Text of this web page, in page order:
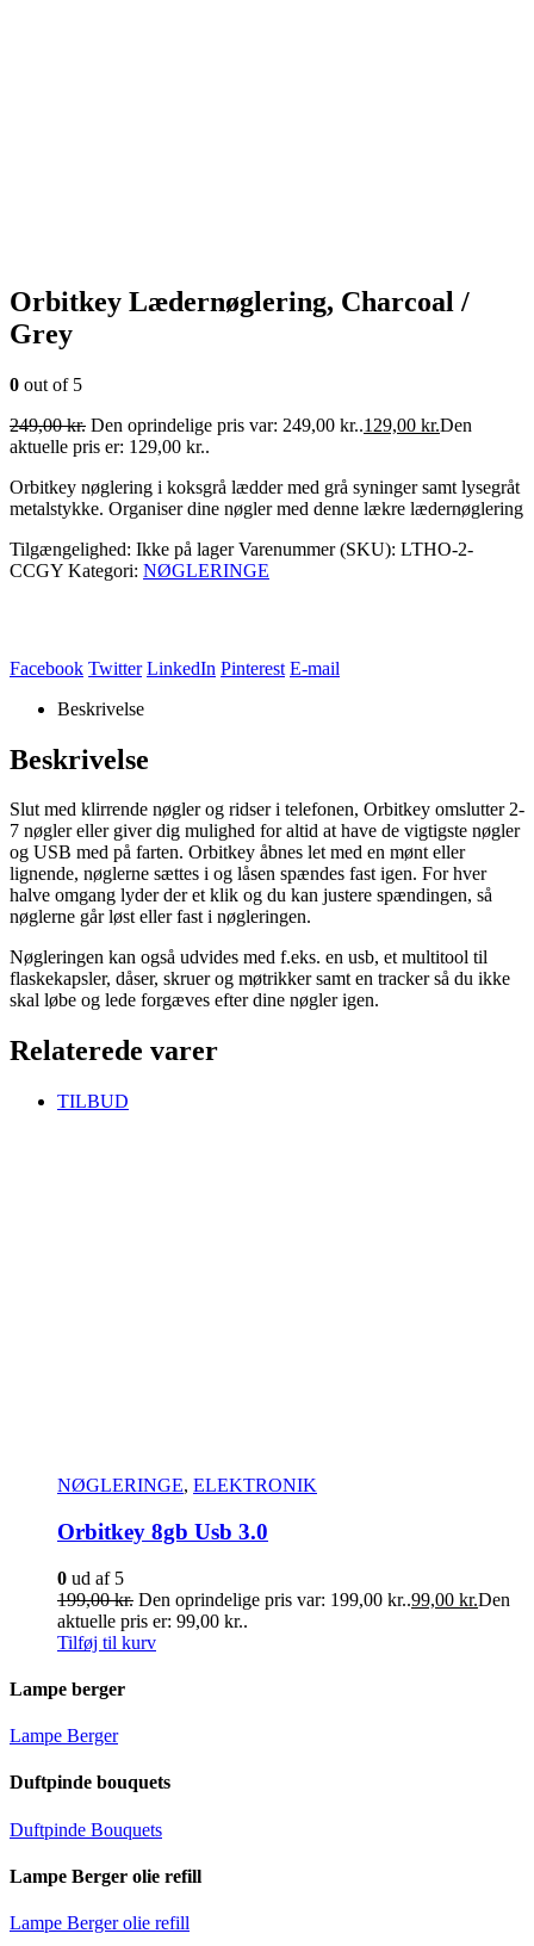
Orbitkey Lædernøglering, Charcoal /
Grey
0 out of 5
249,00kr. Den oprindelige pris var: 249,00 kr..129,00 kr.Den
aktuelle pris er: 129,00 kr..
Orbitkey nøglering i koksgrå lædder med grå syninger samt lysegråt
metalstykke. Organiser dine nøgler med denne lækre lædernøglering
Tilgængelighed: Ikke på lager Varenummer (SKU): LTHO-2-
CCGY Kategori: NØGLERINGE
Facebook Twitter LinkedIn Pinterest E-mail
Beskrivelse
Beskrivelse
Slut med klirrende nøgler og ridser i telefonen, Orbitkey omslutter 2-
7 nøgler eller giver dig mulighed for altid at have de vigtigste nøgler
og USB med på farten. Orbitkey åbnes let med en mønt eller
lignende, nøglerne sættes i og låsen spændes fast igen. For hver
halve omgang lyder der et klik og du kan justere spændingen, så
nøglerne går løst eller fast i nøgleringen.
Nøgleringen kan også udvides med f.eks. en usb, et multitool til
flaskekapsler, dåser, skruer og møtrikker samt en tracker så du ikke
skal løbe og lede forgæves efter dine nøgler igen.
Relaterede varer
TILBUD
NØGLERINGE, ELEKTRONIK
Orbitkey 8gb Usb 3.0
0 ud af 5
199,00kr. Den oprindelige pris var: 199,00 kr..99,00 kr.Den
aktuelle pris er: 99,00 kr..
Tilføj til kurv
Lampe berger
Lampe Berger
Duftpinde bouquets
Duftpinde Bouquets
Lampe Berger olie refill
Lampe Berger olie refill